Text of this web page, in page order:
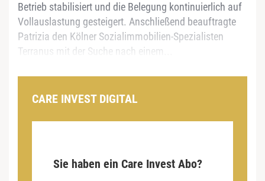
Betrieb stabilisiert und die Belegung kontinuierlich auf
Vollauslastung gesteigert. Anschließend beauftragte
Patrizia den Kölner Sozialimmobilien-Spezialisten
Terranus mit der Suche nach einem...
CARE INVEST DIGITAL
Sie haben ein Care Invest Abo?